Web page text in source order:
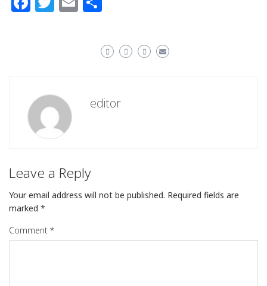
editor
Leave a Reply
Your email address will not be published. Required fields are
marked *
Comment *